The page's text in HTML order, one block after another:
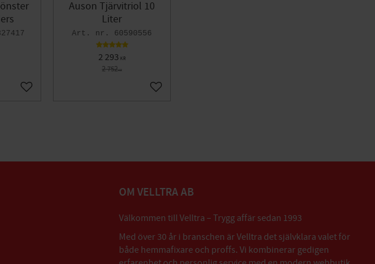
Lägg till i favoriter
Auson Tjärvitriol 10
Liter
60590556
2 293 KR
2 752KR
Lägg till i favoriter
OM VELLTRA AB
Välkommen till Velltra – Trygg affär sedan 1993
Med över 30 år i branschen är Velltra det självklara valet för
både hemmafixare och proffs. Vi kombinerar gedigen